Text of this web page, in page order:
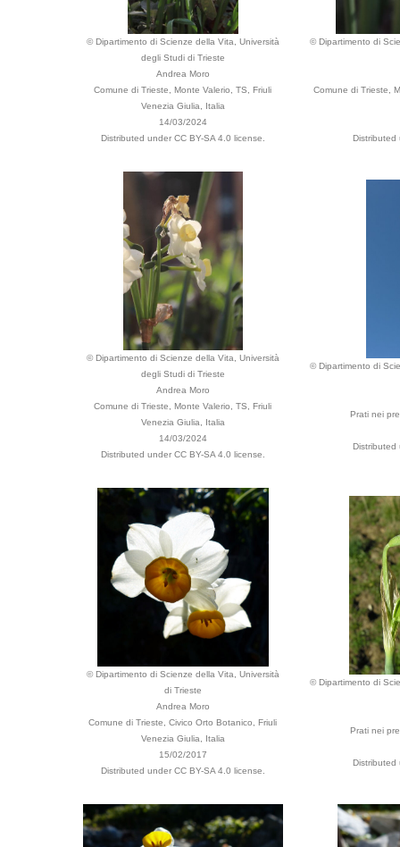
© Dipartimento di Scienze della Vita, Università
degli Studi di Trieste
Andrea Moro
Comune di Trieste, Monte Valerio, TS, Friuli
Venezia Giulia, Italia
14/03/2024
Distributed under CC BY-SA 4.0 license.
© Dipartimento di
Comune di Trieste,
Distributed
© Dipartimento di Scienze della Vita, Università
degli Studi di Trieste
Andrea Moro
Comune di Trieste, Monte Valerio, TS, Friuli
Venezia Giulia, Italia
14/03/2024
Distributed under CC BY-SA 4.0 license.
© Dipartimento di
Prati nei
Distributed
© Dipartimento di Scienze della Vita, Università
di Trieste
Andrea Moro
Comune di Trieste, Civico Orto Botanico, Friuli
Venezia Giulia, Italia
15/02/2017
Distributed under CC BY-SA 4.0 license.
© Dipartimento di
Prati nei
Distributed